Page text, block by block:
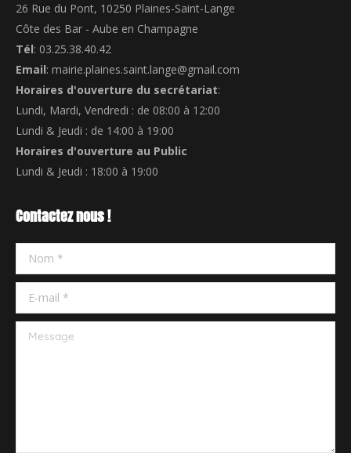
26 Rue du Pont, 10250 Plaines-Saint-Lange
Côte des Bar - Aube en Champagne
Tél: 03.25.38.40.42
Email: mairie.plaines.saint.lange@gmail.com
Horaires d'ouverture du secrétariat:
Lundi, Mardi, Vendredi : de 08:00 à 12:00
Lundi & Jeudi : de 14:00 à 19:00
Horaires d'ouverture au Public
Lundi & Jeudi : 18:00 à 19:00
Contactez nous !
Nom *
E-mail *
Message